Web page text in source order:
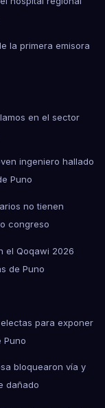
la primera emisora
en el sector
ingeniero hallado
Puno
no tienen
congreso
el Qoqawi 2026
de Puno
para exponer
Puno
bloquearon vía y
dañado